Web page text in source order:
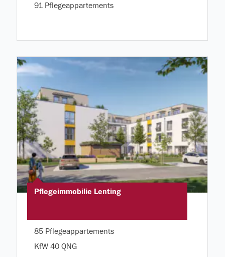
91 Pflegeappartements
Pflegeimmobilie Lenting
85 Pflegeappartements
KfW 40 QNG